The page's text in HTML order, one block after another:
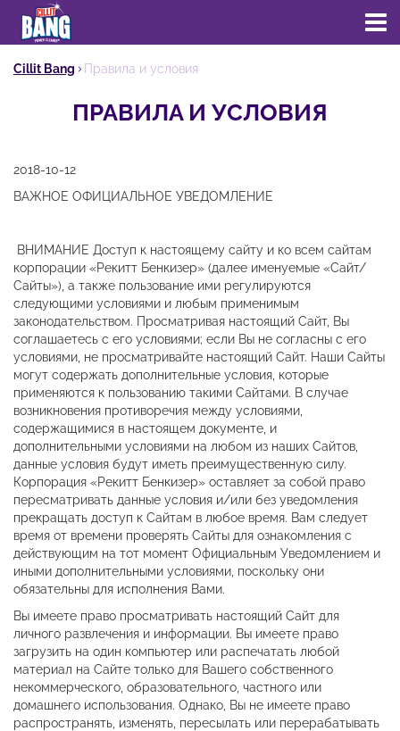
Cillit Bang Правила и условия
ПРАВИЛА И УСЛОВИЯ
2018-10-12
ВАЖНОЕ ОФИЦИАЛЬНОЕ УВЕДОМЛЕНИЕ
ВНИМАНИЕ Доступ к настоящему сайту и ко всем сайтам
корпорации «Рекитт Бенкизер» (далее именуемые «Сайт/
Сайты»), а также пользование ими регулируются
следующими условиями и любым применимым
законодательством. Просматривая настоящий Сайт, Вы
соглашаетесь с его условиями; если Вы не согласны с его
условиями, не просматривайте настоящий Сайт. Наши Сайты
могут содержать дополнительные условия, которые
применяются к пользованию такими Сайтами. В случае
возникновения противоречия между условиями,
содержащимися в настоящем документе, и
дополнительными условиями на любом из наших Сайтов,
данные условия будут иметь преимущественную силу.
Корпорация «Рекитт Бенкизер» оставляет за собой право
пересматривать данные условия и/или без уведомления
прекращать доступ к Сайтам в любое время. Вам следует
время от времени проверять Сайты для ознакомления с
действующим на тот момент Официальным Уведомлением и
иными дополнительными условиями, поскольку они
обязательны для исполнения Вами.
Вы имеете право просматривать настоящий Сайт для
личного развлечения и информации. Вы имеете право
загрузить на один компьютер или распечатать любой
материал на Сайте только для Вашего собственного
некоммерческого, образовательного, частного или
домашнего использования. Однако, Вы не имеете право
распространять, изменять, пересылать или перерабатывать